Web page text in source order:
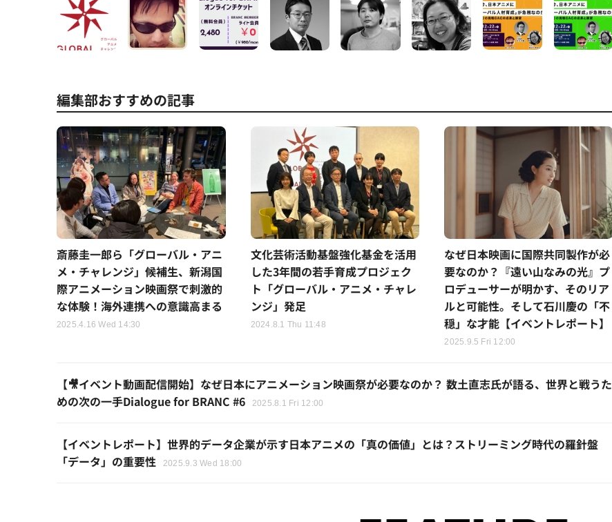
編集部おすすめの記事
斎藤圭一郎ら「グローバル・アニ
メ・チャレンジ」候補生、新潟国
際アニメーション映画祭で刺激的
な体験！海外連携への意識高まる
2025.4.16 Wed 14:30
文化芸術活動基盤強化基金を活用
した3年間の若手育成プロジェク
ト「グローバル・アニメ・チャレ
ンジ」発足
2024.8.1 Thu 11:48
なぜ日本映画に国際共同製作が必
要なのか？『遠い山なみの光』プ
ロデューサーが明かす、そのリア
ルと可能性。そして石川慶の「不
穏」な才能【イベントレポート】
2025.9.5 Fri 12:00
【🎥イベント動画配信開始】なぜ日本にアニメーション映画祭が必要なのか？ 数土直志氏が語る、世界と戦うた
めの次の一手Dialogue for BRANC #6
2025.8.1 Fri 12:00
【イベントレポート】世界的データ企業が示す日本アニメの「真の価値」とは？ストリーミング時代の羅針盤
「データ」の重要性
2025.9.3 Wed 18:00